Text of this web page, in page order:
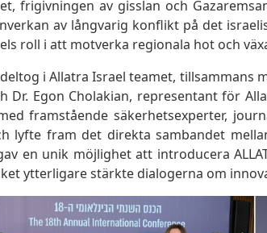
frigivningen av gisslan och
av långvarig konflikt på det
roll i att motverka regionala hot och
i Allatra Israel teamet, tillsammans
Dr. Egon Cholakian, representant för
framstående säkerhetsexperter,
lyfte fram det direkta sambandet
en unik möjlighet att introducera
ytterligare stärkte dialogerna om